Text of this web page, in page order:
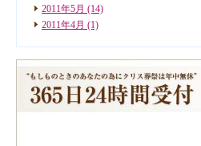
2011年5月 (14)
2011年4月 (1)